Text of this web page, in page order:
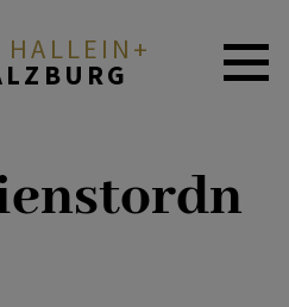
HALLEIN+
Gottesdienste